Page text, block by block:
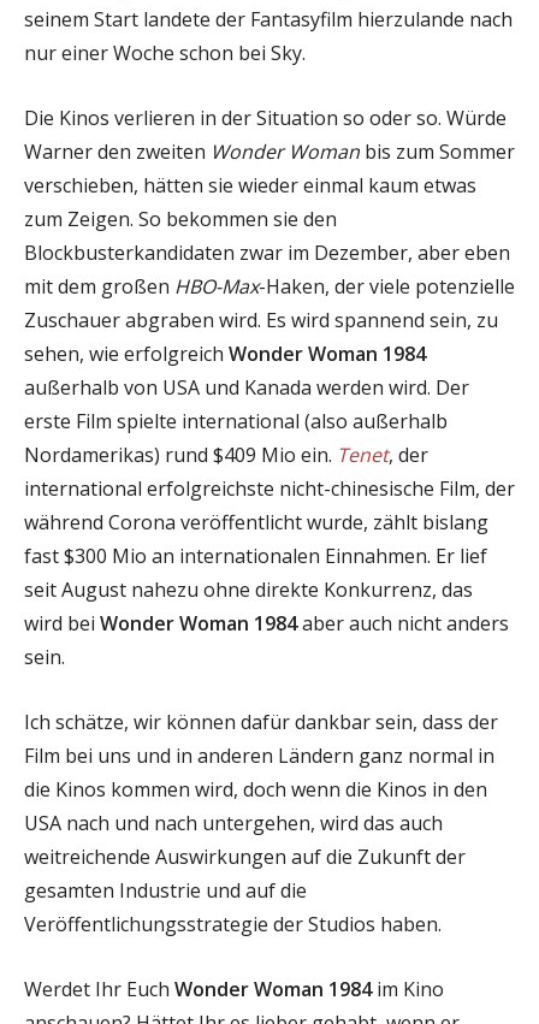
seinem Start landete der Fantasyfilm hierzulande nach
nur einer Woche schon bei Sky.
Die Kinos verlieren in der Situation so oder so. Würde
Warner den zweiten Wonder Woman bis zum Sommer
verschieben, hätten sie wieder einmal kaum etwas
zum Zeigen. So bekommen sie den
Blockbusterkandidaten zwar im Dezember, aber eben
mit dem großen HBO-Max-Haken, der viele potenzielle
Zuschauer abgraben wird. Es wird spannend sein, zu
sehen, wie erfolgreich Wonder Woman 1984
außerhalb von USA und Kanada werden wird. Der
erste Film spielte international (also außerhalb
Nordamerikas) rund $409 Mio ein. Tenet, der
international erfolgreichste nicht-chinesische Film, der
während Corona veröffentlicht wurde, zählt bislang
fast $300 Mio an internationalen Einnahmen. Er lief
seit August nahezu ohne direkte Konkurrenz, das
wird bei Wonder Woman 1984aber auch nicht anders
sein.
Ich schätze, wir können dafür dankbar sein, dass der
Film bei uns und in anderen Ländern ganz normal in
die Kinos kommen wird, doch wenn die Kinos in den
USA nach und nach untergehen, wird das auch
weitreichende Auswirkungen auf die Zukunft der
gesamten Industrie und auf die
Veröffentlichungsstrategie der Studios haben.
Werdet Ihr Euch Wonder Woman 1984im Kino